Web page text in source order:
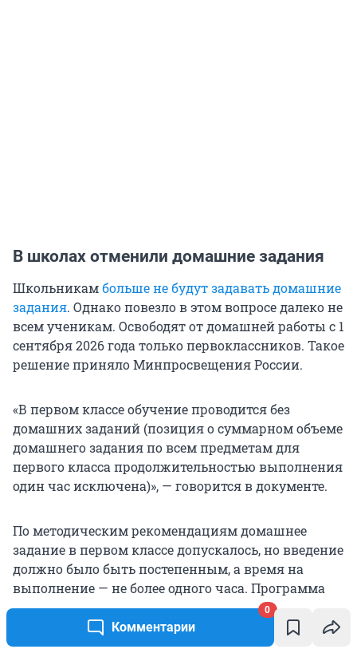
Комментарии
0
В школах отменили домашние задания
Школьникамбольше не будут задавать домашние
задания. Однако повезло в этом вопросе далеко не
всем ученикам. Освободят от домашней работы с 1
сентября 2026 года только первоклассников. Такое
решение приняло Минпросвещения России.
«В первом классе обучение проводится без
домашних заданий (позиция о суммарном объеме
домашнего задания по всем предметам для
первого класса продолжительностью выполнения
один час исключена)», — говорится в документе.
По методическим рекомендациям домашнее
задание в первом классе допускалось, но введение
должно было быть постепенным, а время на
выполнение — не более одного часа. Программа
обучения может быть скорректирована с целью
уменьшения учебной нагрузки для младших
школьников и облегчения их адаптации к